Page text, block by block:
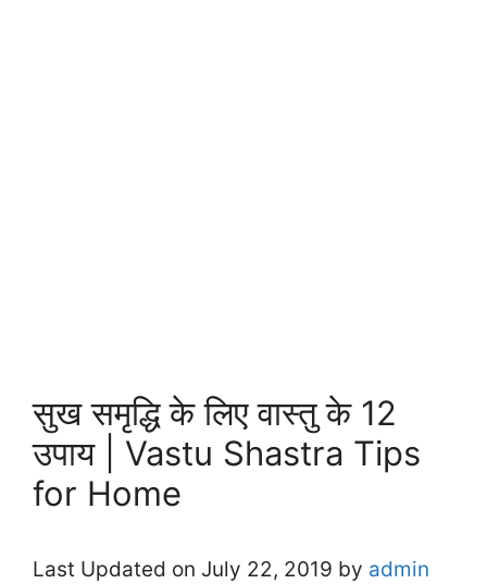
सुख समृद्धि के लिए वास्तु के 12
उपाय | Vastu Shastra Tips
for Home
Last Updated on July 22, 2019 by admin